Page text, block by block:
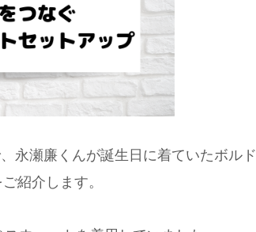
永瀬廉くんが誕生日に着ていたボルド
紹介します。